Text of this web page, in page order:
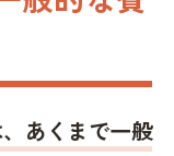
あくまで一般